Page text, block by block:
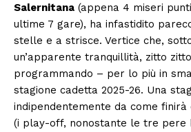
Salernitana (appena 4 miseri
ultime 7 gare), ha infastidito
stelle e a strisce. Vertice che,
un’apparente tranquillità, zitto
programmando – per lo più in
stagione cadetta 2025-26. Una
indipendentemente da come finirà
(i play-off, nonostante le tre pere